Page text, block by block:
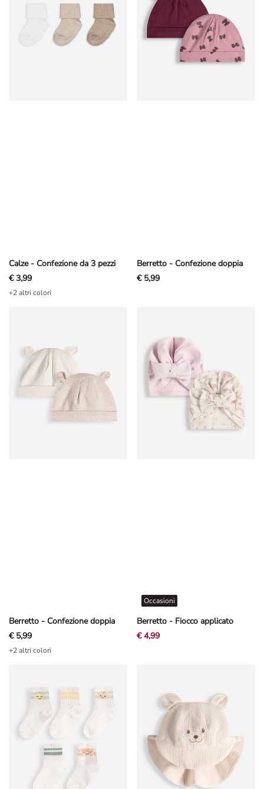
Calze - Confezione da 3 pezzi
€ 3,99
+2 altri colori
Berretto - Confezione doppia
€ 5,99
Berretto - Confezione doppia
€ 5,99
+2 altri colori
Berretto - Fiocco applicato
Occasioni
€ 4,99